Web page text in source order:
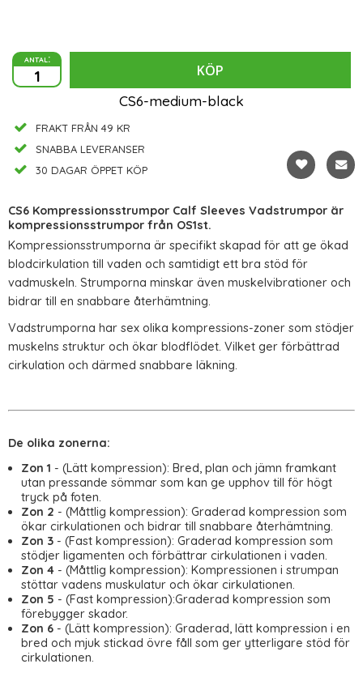
antal:
KÖP
CS6-medium-black
FRAKT FRÅN 49 KR
SNABBA LEVERANSER
30 DAGAR ÖPPET KÖP
CS6 Kompressionsstrumpor Calf Sleeves Vadstrumpor är
kompressionsstrumpor från OS1st.
Kompressionsstrumporna är specifikt skapad för att ge ökad
blodcirkulation till vaden och samtidigt ett bra stöd för
vadmuskeln. Strumporna minskar även muskelvibrationer och
bidrar till en snabbare återhämtning.
Vadstrumporna har sex olika kompressions-zoner som stödjer
muskelns struktur och ökar blodflödet. Vilket ger förbättrad
cirkulation och därmed snabbare läkning.
De olika zonerna:
Zon 1 - (Lätt kompression): Bred, plan och jämn framkant
utan pressande sömmar som kan ge upphov till för högt
tryck på foten.
Zon 2 - (Måttlig kompression): Graderad kompression som
ökar cirkulationen och bidrar till snabbare återhämtning.
Zon 3 - (Fast kompression): Graderad kompression som
stödjer ligamenten och förbättrar cirkulationen i vaden.
Zon 4 - (Måttlig kompression): Kompressionen i strumpan
stöttar vadens muskulatur och ökar cirkulationen.
Zon 5 - (Fast kompression):Graderad kompression som
förebygger skador.
Zon 6 - (Lätt kompression): Graderad, lätt kompression i en
bred och mjuk stickad övre fåll som ger ytterligare stöd för
cirkulationen.